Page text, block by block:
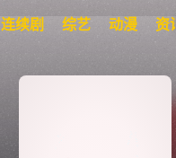
连续剧 综艺 动漫 资讯